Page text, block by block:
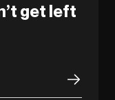
get left